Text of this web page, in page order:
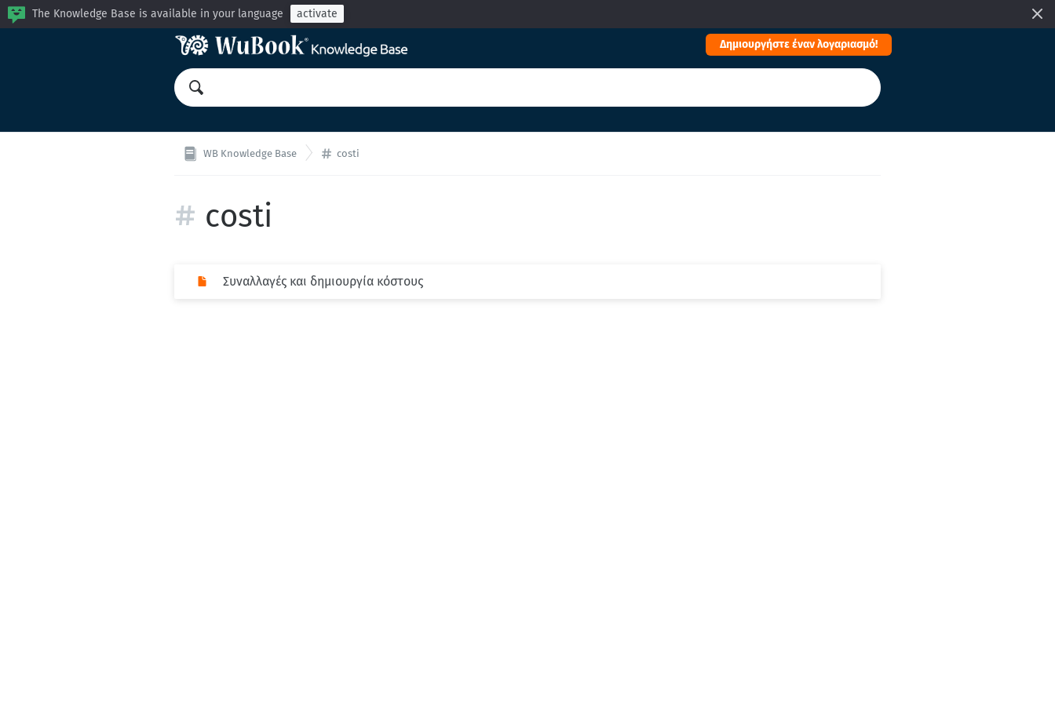
The Knowledge Base is available in your language activate
Δημιουργήστε έναν λογαριασμό!
WB Knowledge Base costi
costi
Συναλλαγές και δημιουργία κόστους